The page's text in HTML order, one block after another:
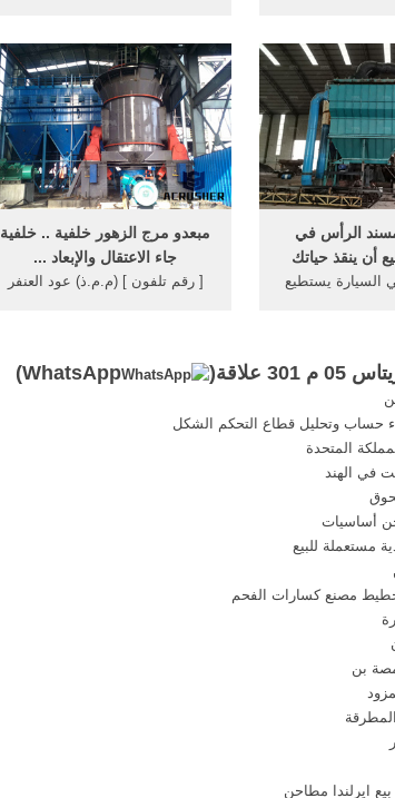
المكرمة وجدة والمدينة 1422هـ.
جامعة
خادم الحرمين
مبعدو مرج الزهور خلفية .. خلفية
جاء الاعتقال والإبعاد ...
[ رقم تلفون ] (م.م.ذ) عود العنفر
اليوم الثلاثاء 2020/11/10
الرأس في
أن ينقذ حياتك
السيارة يستطيع
علاقة( WhatsApp
)
حساب وتحليل قطاع التحكم الشكل
المتحدة
في الهند
أساسيات
مستعملة للبيع
مصنع كسارات الفحم
بن
ايرلندا مطاحن